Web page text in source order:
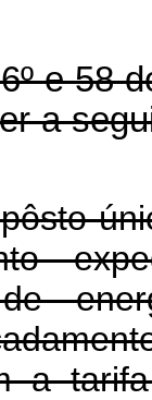
e 58
a
de
a